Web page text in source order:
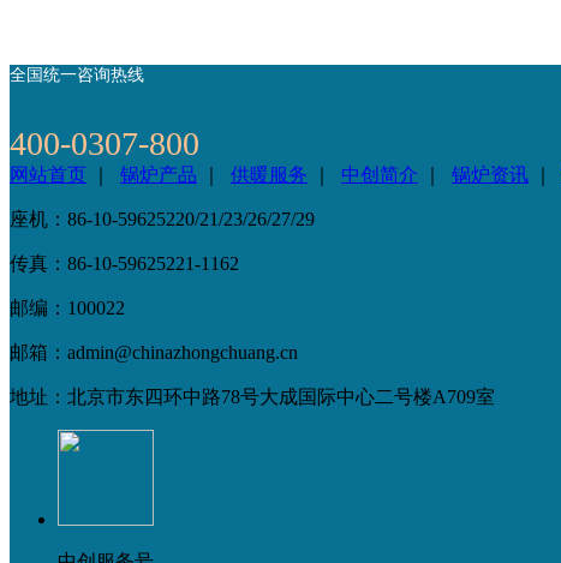
全国统一咨询热线
400-0307-800
网站首页 锅炉产品 供暖服务 中创简介 锅炉资讯
座机：86-10-59625220/21/23/26/27/29
传真：86-10-59625221-1162
邮编：100022
邮箱：admin@chinazhongchuang.cn
地址：北京市东四环中路78号大成国际中心二号楼A709室